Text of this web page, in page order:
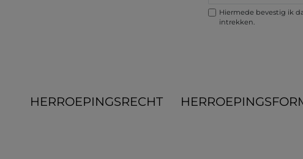
Hiermede bevestig ik
intrekken.
HERROEPINGS­RECHT